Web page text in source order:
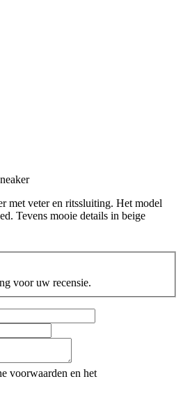
met veter en ritssluiting. Het model
Tevens mooie details in beige
voor uw recensie.
voorwaarden en het